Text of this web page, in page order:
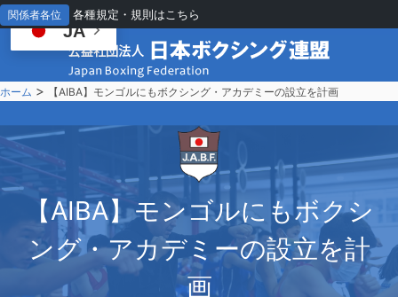
関係者各位 各種規定・規則はこちら
ホーム > 【AIBA】モンゴルにもボクシング・アカデミーの設立を計画
【AIBA】モンゴルにもボクシ
ング・アカデミーの設立を計
画
JA